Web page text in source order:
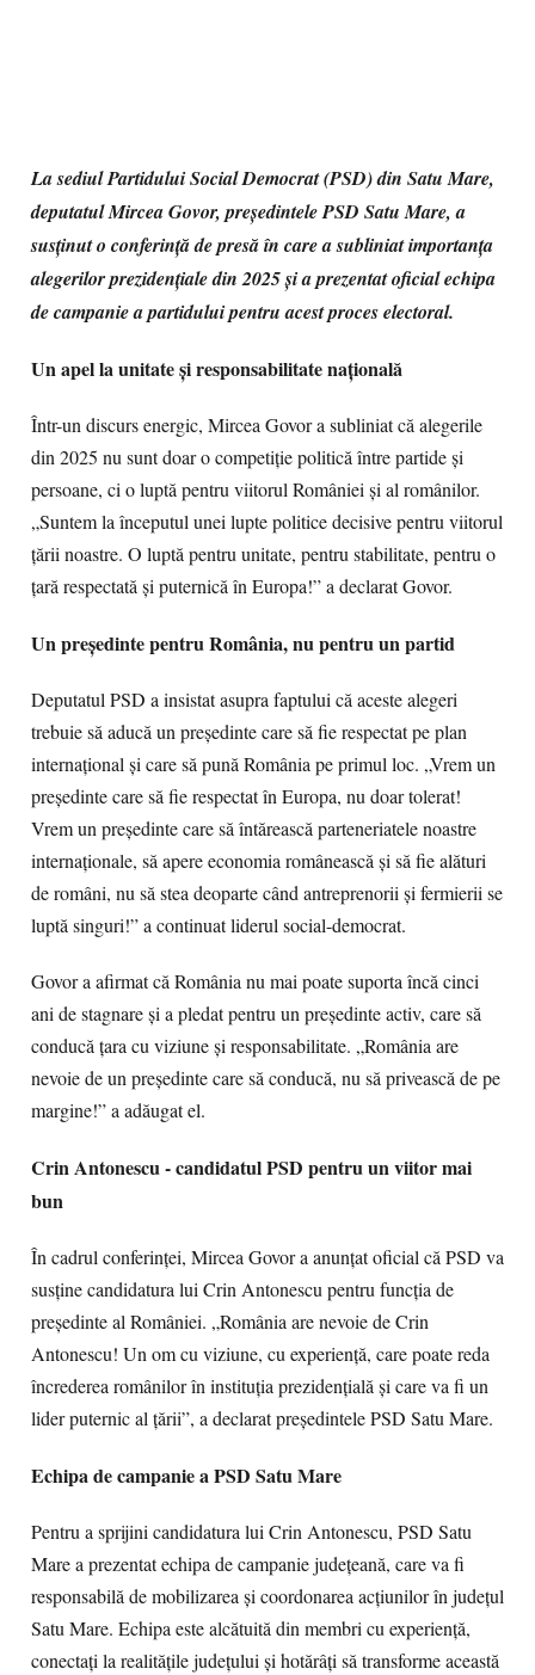
La sediul Partidului Social Democrat (PSD) din Satu Mare,
deputatul Mircea Govor, președintele PSD Satu Mare, a
susținut o conferință de presă în care a subliniat importanța
alegerilor prezidențiale din 2025 și a prezentat oficial echipa
de campanie a partidului pentru acest proces electoral.
Un apel la unitate și responsabilitate națională
Într-un discurs energic, Mircea Govor a subliniat că alegerile
din 2025 nu sunt doar o competiție politică între partide și
persoane, ci o luptă pentru viitorul României și al românilor.
„Suntem la începutul unei lupte politice decisive pentru viitorul
țării noastre. O luptă pentru unitate, pentru stabilitate, pentru o
țară respectată și puternică în Europa!” a declarat Govor.
Un președinte pentru România, nu pentru un partid
Deputatul PSD a insistat asupra faptului că aceste alegeri
trebuie să aducă un președinte care să fie respectat pe plan
internațional și care să pună România pe primul loc. „Vrem un
președinte care să fie respectat în Europa, nu doar tolerat!
Vrem un președinte care să întărească parteneriatele noastre
internaționale, să apere economia românească și să fie alături
de români, nu să stea deoparte când antreprenorii și fermierii se
luptă singuri!” a continuat liderul social-democrat.
Govor a afirmat că România nu mai poate suporta încă cinci
ani de stagnare și a pledat pentru un președinte activ, care să
conducă țara cu viziune și responsabilitate. „România are
nevoie de un președinte care să conducă, nu să privească de pe
margine!” a adăugat el.
Crin Antonescu - candidatul PSD pentru un viitor mai
bun
În cadrul conferinței, Mircea Govor a anunțat oficial că PSD va
susține candidatura lui Crin Antonescu pentru funcția de
președinte al României. „România are nevoie de Crin
Antonescu! Un om cu viziune, cu experiență, care poate reda
încrederea românilor în instituția prezidențială și care va fi un
lider puternic al țării”, a declarat președintele PSD Satu Mare.
Echipa de campanie a PSD Satu Mare
Pentru a sprijini candidatura lui Crin Antonescu, PSD Satu
Mare a prezentat echipa de campanie județeană, care va fi
responsabilă de mobilizarea și coordonarea acțiunilor în județul
Satu Mare. Echipa este alcătuită din membri cu experiență,
conectați la realitățile județului și hotărâți să transforme această